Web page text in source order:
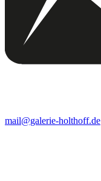
mail@galerie-holthoff.de